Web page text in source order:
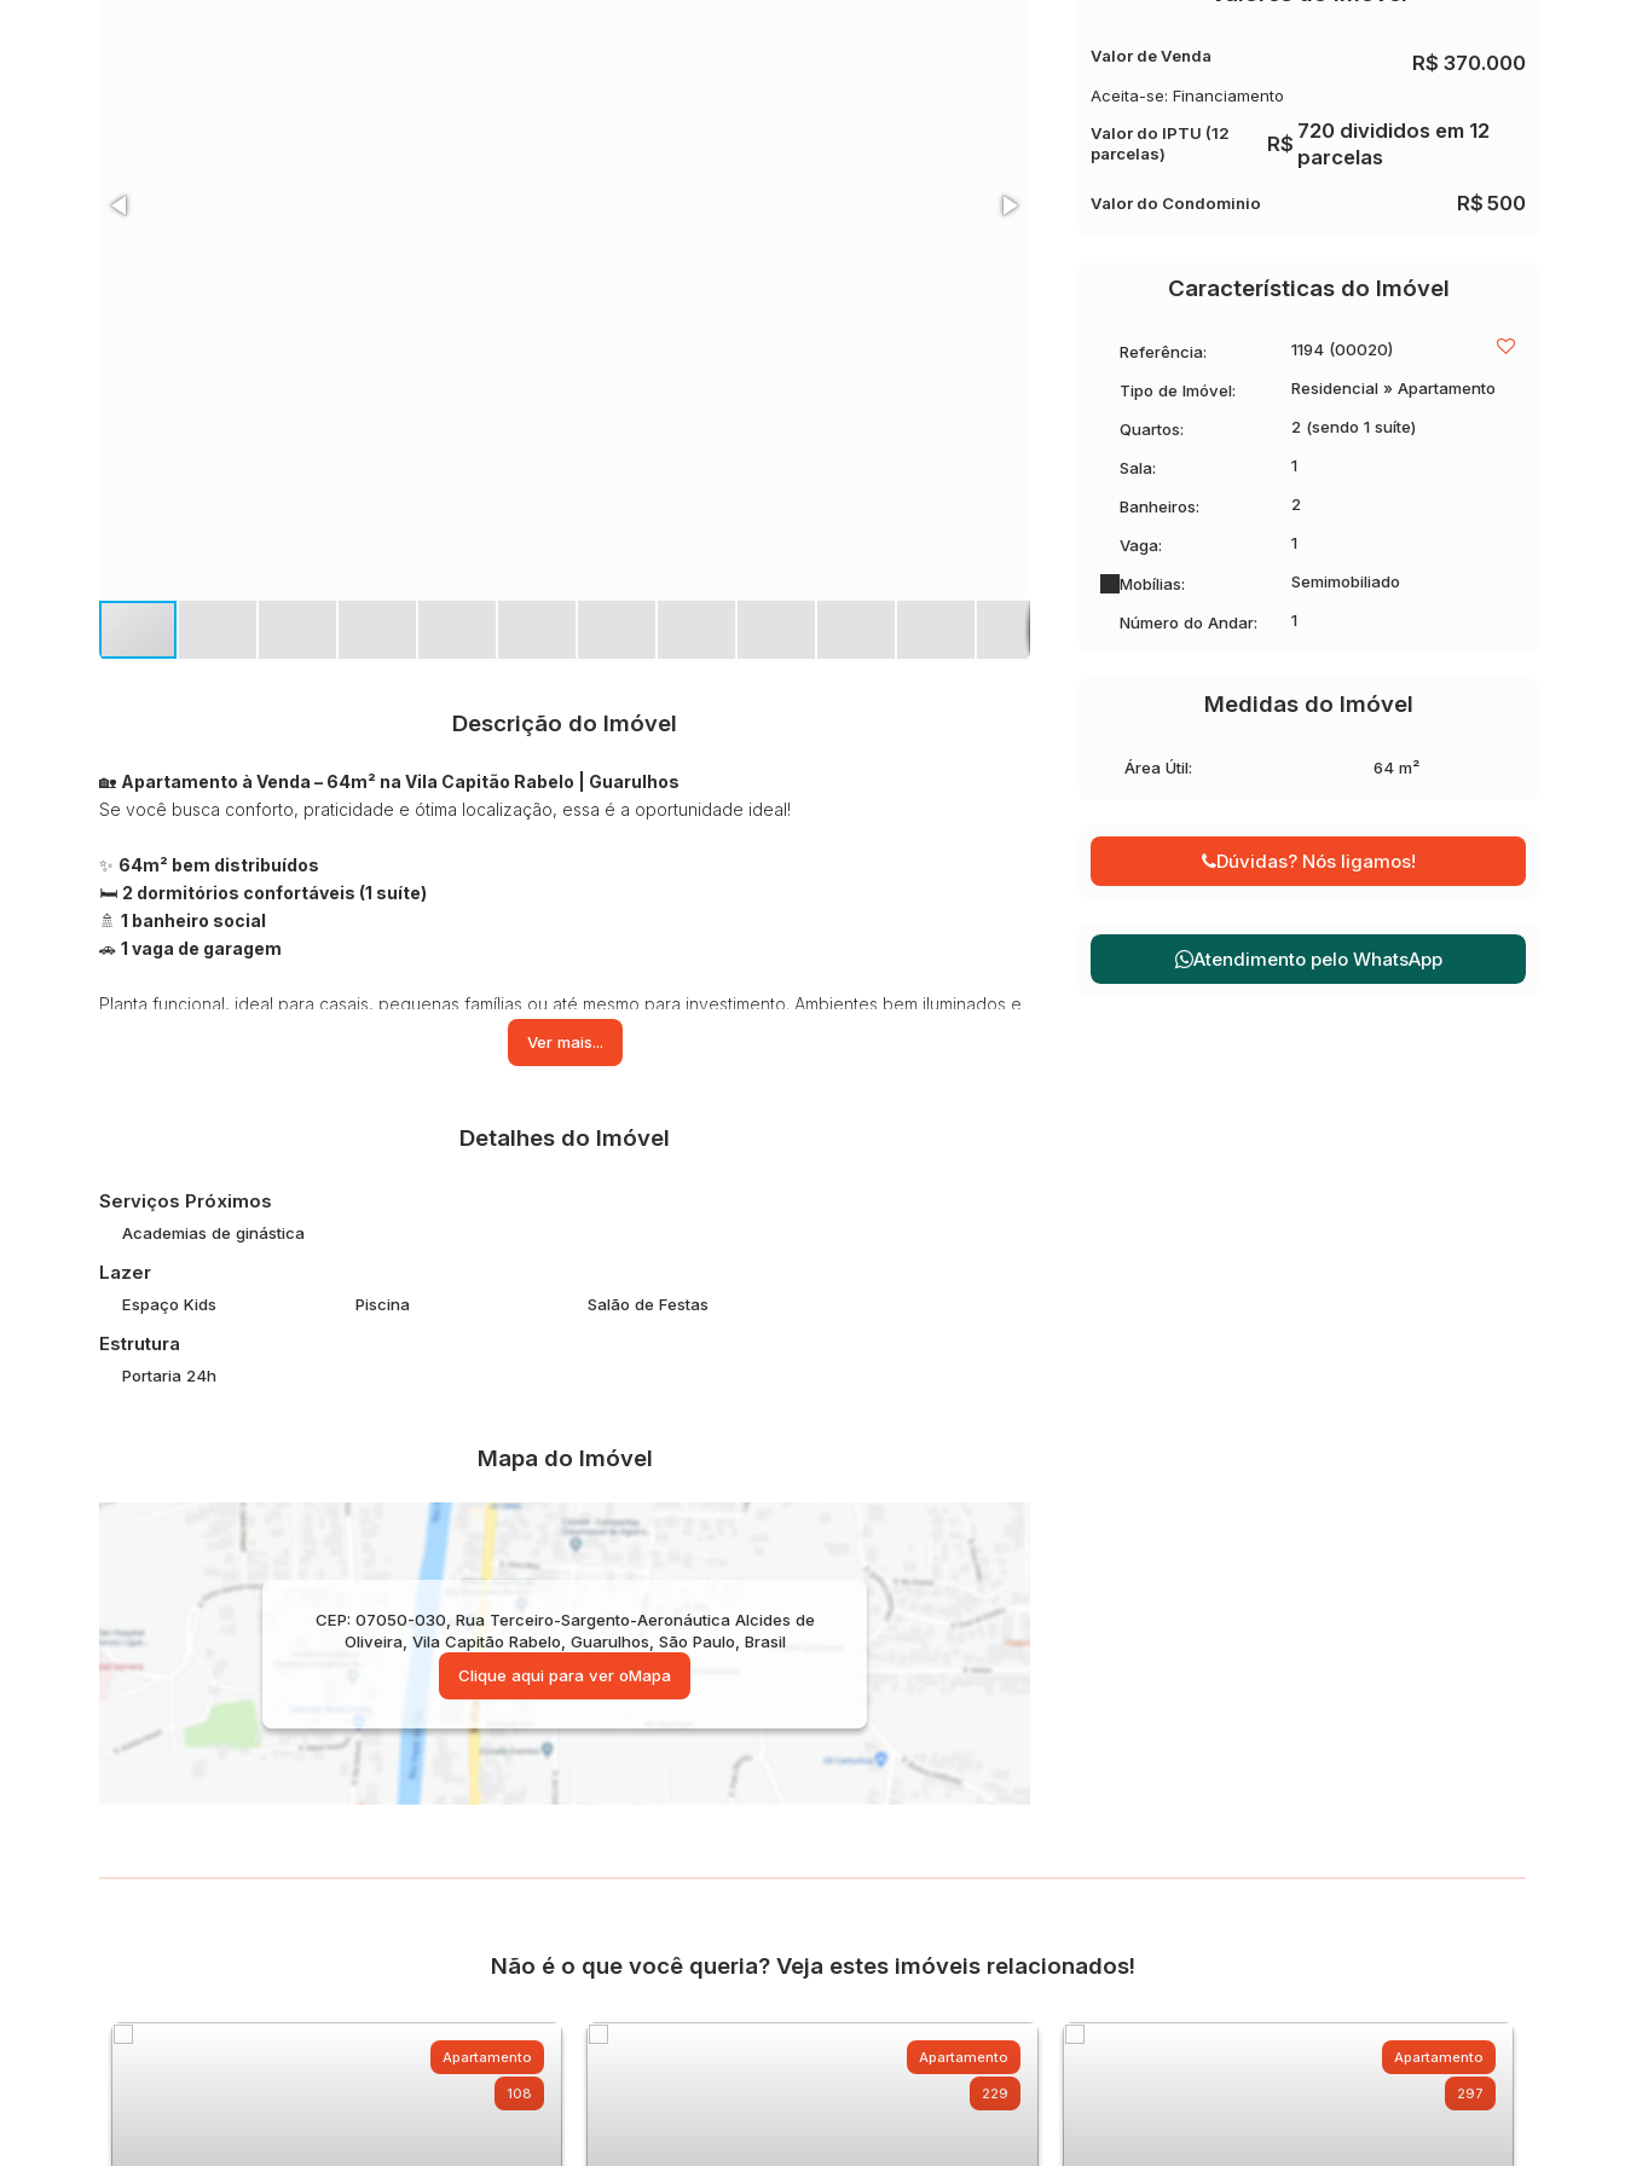
Descrição do Imóvel
🏡 Apartamento à Venda – 64m² na Vila Capitão Rabelo | Guarulhos
Se você busca conforto, praticidade e ótima localização, essa é a oportunidade ideal!
✨ 64m² bem distribuídos
🛏️ 2 dormitórios confortáveis (1 suíte)
🚿 1 banheiro social
🚗 1 vaga de garagem
Planta funcional, ideal para casais, pequenas famílias ou até mesmo para investimento. Ambientes bem iluminados e
💰 Excelente oportunidade para morar bem ou investir!
Ver mais...
Detalhes do Imóvel
Serviços Próximos
Academias de ginástica
Lazer
Espaço Kids Piscina Salão de Festas
Estrutura
Portaria 24h
Mapa do Imóvel
CEP: 07050-030 Rua Terceiro-Sargento-Aeronáutica Alcides de
Oliveira Vila Capitão Rabelo Guarulhos São Paulo Brasil
Clique aqui para ver oMapa
R$ 370.000
Valor de Venda
Aceita-se: Financiamento
Valor do IPTU (12
parcelas)
R$
720 divididos em 12
parcelas
Valor do Condominio R$ 500
Características do Imóvel
Referência: 1194 (00020)
Tipo de Imóvel: Residencial » Apartamento
Quartos: 2 (sendo 1 suíte)
Sala: 1
Banheiros: 2
Vaga: 1
Mobílias: Semimobiliado
Número do Andar: 1
Medidas do Imóvel
Área Útil: 64 m²
Dúvidas? Nós ligamos!
Atendimento pelo WhatsApp
Não é o que você queria? Veja estes imóveis relacionados!
Apartamento
108
Apartamento
229
Apartamento
297